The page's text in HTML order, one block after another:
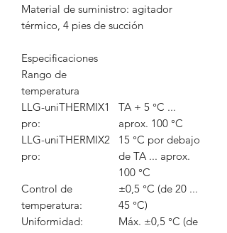
Material de suministro: agitador
térmico, 4 pies de succión
Especificaciones
Rango de
temperatura
LLG-uniTHERMIX1
pro:
LLG-uniTHERMIX2
pro:
TA + 5 °C ...
aprox. 100 °C
15 °C por debajo
de TA ... aprox.
100 °C
Control de
temperatura:
±0,5 °C (de 20 ...
45 °C)
Uniformidad:
Máx. ±0,5 °C (de